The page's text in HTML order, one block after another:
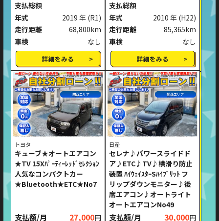
支払総額
年式
2019 年 (R1)
走行距離
68,800km
車検
なし
詳細をみる
支払総額
年式
2010 年 (H22)
走行距離
85,365km
車検
なし
詳細をみる
関西エリア
トヨタ
キューブ★オートエアコン
★TV 15Xﾊﾟｰﾃｨｰﾚｯﾄﾞｾﾚｸｼｮﾝ
人気なコンパクトカー
★Bluetooth★ETC★No7
支払額/月 27,000円
関西エリア
日産
セレナ♪パワースライドド
ア♪ETC♪TV♪横滑り防止
装置 ﾊｲｳｪｲｽﾀｰSﾊｲﾌﾞﾘｯﾄ フ
リップダウンモニター♪後
席エアコン♪オートライト
オートエアコンNo49
支払額/月 30,000円